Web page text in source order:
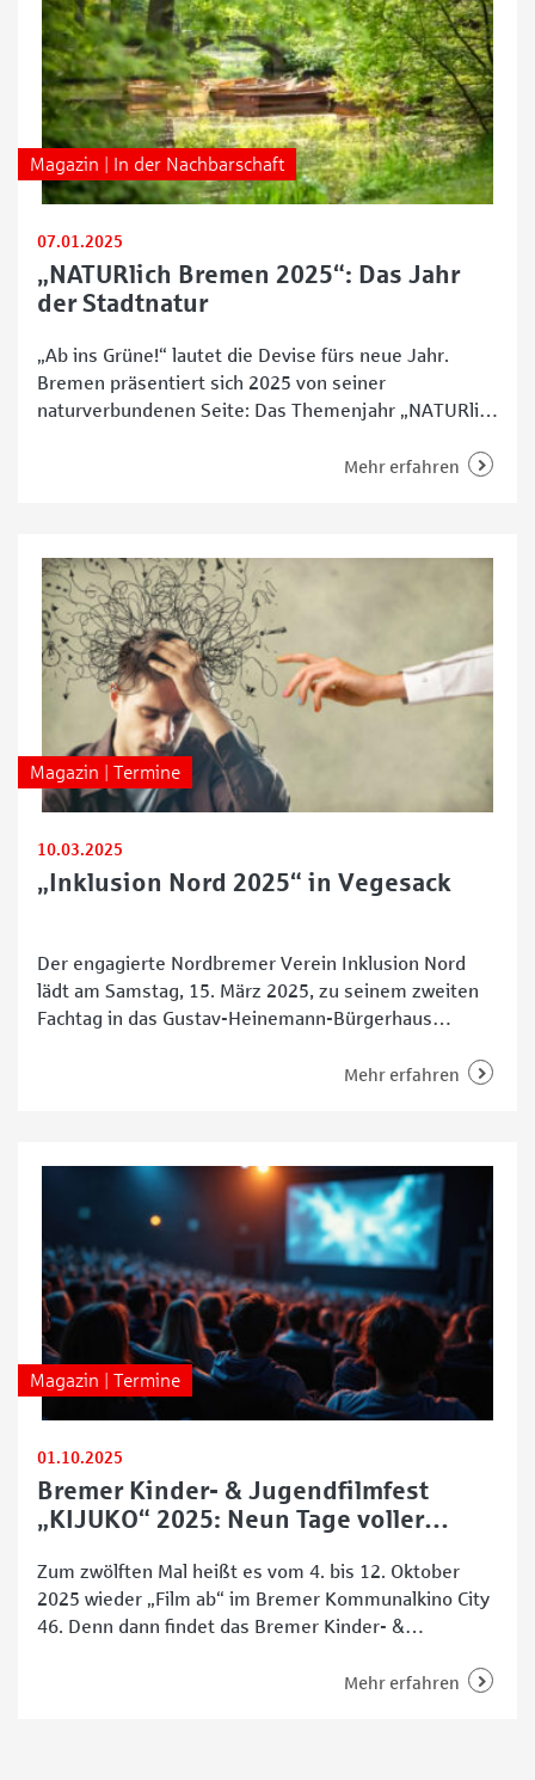
Magazin | In der Nachbarschaft
07.01.2025
„NATURlich Bremen 2025“: Das Jahr
der Stadtnatur
„Ab ins Grüne!“ lautet die Devise fürs neue Jahr.
Bremen präsentiert sich 2025 von seiner
naturverbundenen Seite: Das Themenjahr „NATURlich
Mittelpunkt. Mit mehr als 500.000 Einwohnerinnen
Erlebnisort für alle.
Mehr erfahren
Magazin | Termine
10.03.2025
„Inklusion Nord 2025“ in Vegesack
Der engagierte Nordbremer Verein Inklusion Nord
lädt am Samstag, 15. März 2025, zu seinem zweiten
Fachtag in das Gustav-Heinemann-Bürgerhaus
2025“ setzt den Themenschwerpunkt auf
Vorträge, Diskussionsrunden und Workshops, in
denen es um die
Mehr erfahren
Magazin | Termine
01.10.2025
Bremer Kinder- & Jugendfilmfest
„KIJUKO“ 2025: Neun Tage voller
Zum zwölften Mal heißt es vom 4. bis 12. Oktober
2025 wieder „Film ab“ im Bremer Kommunalkino City
46. Denn dann findet das Bremer Kinder- &
von der Sparkasse Bremen unterstützt wird. Neun
Mehr erfahren